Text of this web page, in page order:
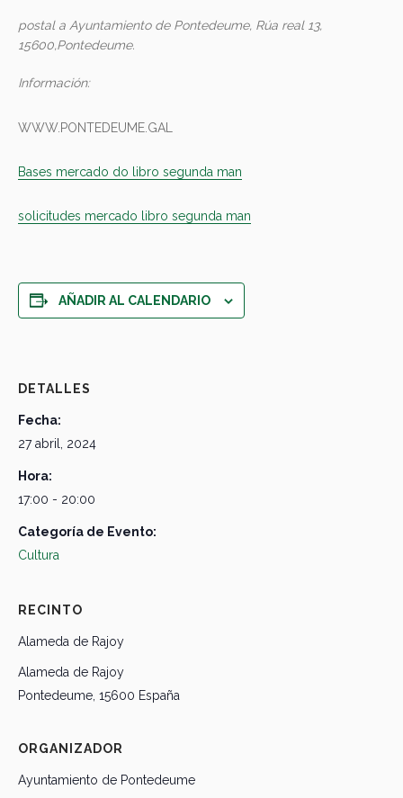
postal a Ayuntamiento de Pontedeume, Rúa real 13,
15600,Pontedeume.
Información:
WWW.PONTEDEUME.GAL
Bases mercado do libro segunda man
solicitudes mercado libro segunda man
AÑADIR AL CALENDARIO
DETALLES
Fecha:
27 abril, 2024
Hora:
17:00 - 20:00
Categoría de Evento:
Cultura
RECINTO
Alameda de Rajoy
Alameda de Rajoy
Pontedeume 15600 España
ORGANIZADOR
Ayuntamiento de Pontedeume